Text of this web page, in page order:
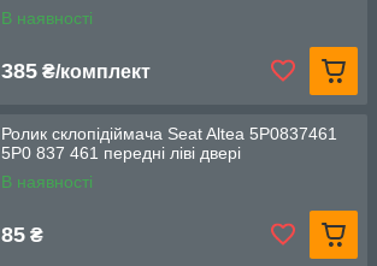
В наявності
385 ₴/комплект
Ролик склопідіймача Seat Altea 5P0837461
5P0 837 461 передні ліві двері
В наявності
85 ₴